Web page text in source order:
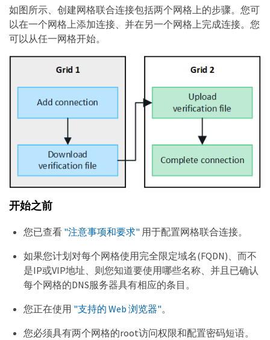
如图所示、创建网格联合连接包括两个网格上的步骤。您可
以在一个网格上添加连接、并在另一个网格上完成连接。您
可以从任一网格开始。
开始之前
您已查看 "注意事项和要求" 用于配置网格联合连接。
如果您计划对每个网格使用完全限定域名(FQDN)、而不
是IP或VIP地址、则您知道要使用哪些名称、并且已确认
每个网格的DNS服务器具有相应的条目。
您正在使用 "支持的 Web 浏览器"。
您必须具有两个网格的root访问权限和配置密码短语。